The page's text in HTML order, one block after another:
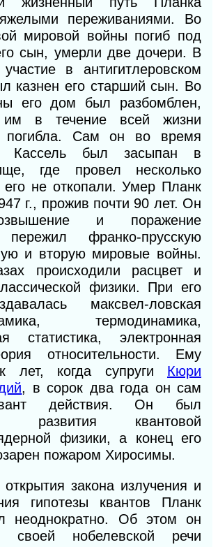
переживаниями. Во
мировой войны погиб под
сын, умерли две дочери. В
в антигитлеровском
казнен его старший сын. Во
его дом был разбомблен,
им в течение всей жизни
погибла. Сам он во время
Кассель был засыпан в
где провел несколько
его не откопали. Умер Планк
г., прожив почти 90 лет. Он
и поражение
франко-прусскую
и вторую мировые войны.
происходили расцвет и
физики. При его
максвел-ловская
термодинамика,
статистика, электронная
относительности. Ему
лет, когда супруги Кюри
, в сорок два года он сам
действия. Он был
развития квантовой
физики, а конец его
пожаром Хиросимы.
закона излучения и
гипотезы квантов Планк
неоднократно. Об этом он
своей нобелевской речи